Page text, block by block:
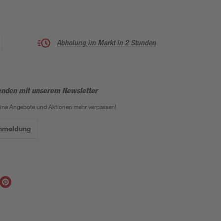
Abholung im Markt in 2 Stunden
mit unserem Newsletter
Angebote und Aktionen mehr verpassen!